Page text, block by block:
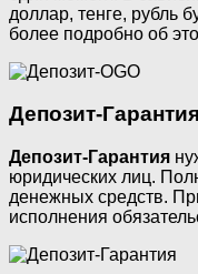
доллар, тенге, рубль
более подробно об
Депозит-Гарантия
Депозит-Гарантия
юридических лиц.
денежных средств.
исполнения